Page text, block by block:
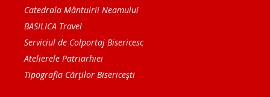
Catedrala Mântuirii Neamului
BASILICA Travel
Serviciul de Colportaj Bisericesc
Atelierele Patriarhiei
Tipografia Cărţilor Bisericeşti